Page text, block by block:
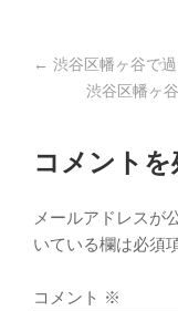
← 渋谷区幡ヶ谷で
渋谷区幡ヶ
コメントを
メールアドレスが
いている欄は必須
コメント ※